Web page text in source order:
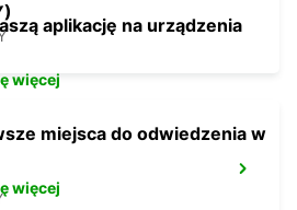
aplikację na urządzenia
więcej
miejsca do odwiedzenia w
więcej